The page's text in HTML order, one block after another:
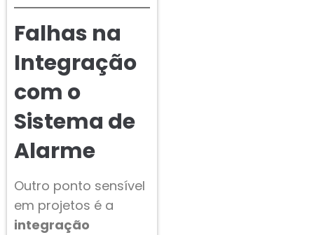
Falhas na
Integração
com o
Sistema de
Alarme
Outro ponto sensível
em projetos é a
integração